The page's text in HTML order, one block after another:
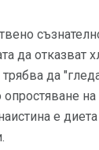
да отказват
да
на
е